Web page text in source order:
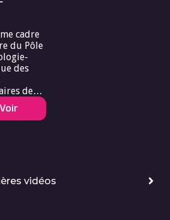
cadre
du Pôle
des
de
Voir
vidéos